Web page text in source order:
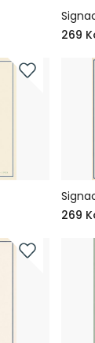
269
269